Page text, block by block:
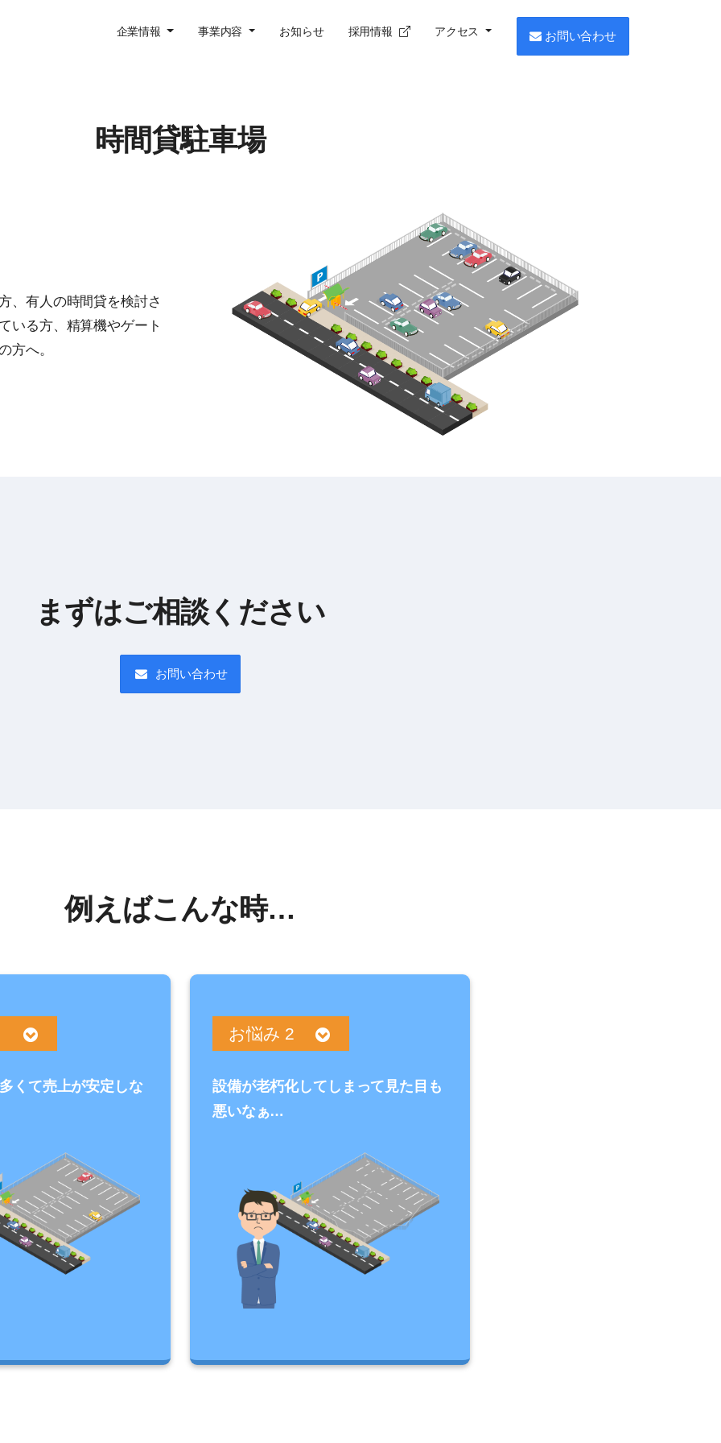
企業情報 事業内容 お知らせ 採用情報 アクセス お問い合わせ
時間貸駐車場
、有人の時間貸を検討さ
いる方、精算機やゲート
方へ。
まずはご相談ください
お問い合わせ
例えばこんな時…
くて売上が安定しな
お悩み 2
設備が老朽化してしまって見た目も
悪いなぁ…